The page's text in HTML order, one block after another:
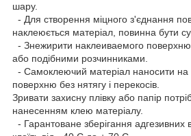
шару.
- Для створення міцного з'єднання
наклеюється матеріал, повинна бути
- Знежирити наклеиваемого поверхню
або подібними розчинниками.
- Самоклеючий матеріал наносити на
поверхню без нятягу і перекосів.
Зривати захисну плівку або папір
нанесенням клею матеріалу.
- Гарантоване зберігання